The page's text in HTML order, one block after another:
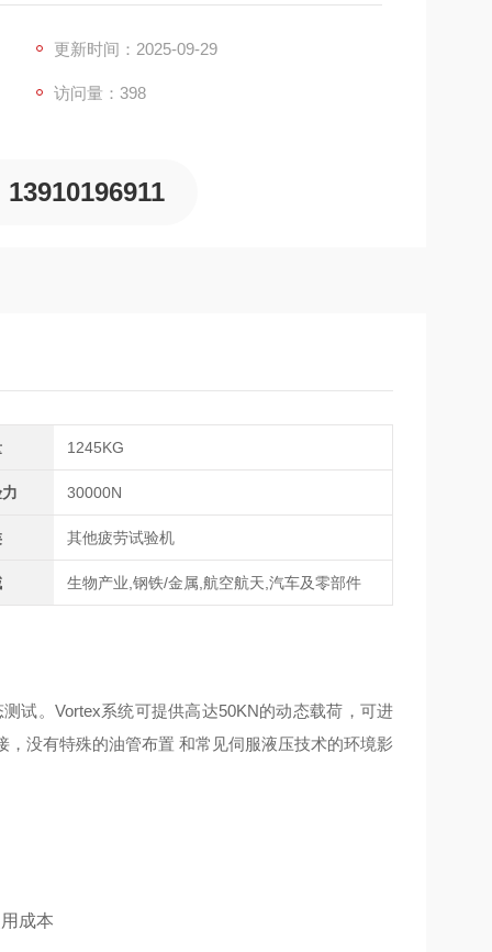
更新时间：2025-09-29
访问量：398
13910196911
1245KG
30000N
其他疲劳试验机
生物产业,钢铁/金属,航空航天,汽车及零部件
试。 Vortex系统可提供高达50KN的动态载荷，可进
，没有特殊的油管布置 和常见伺服液压技术的环境影
成本